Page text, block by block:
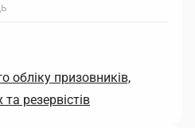
обліку призовників,
резервістів